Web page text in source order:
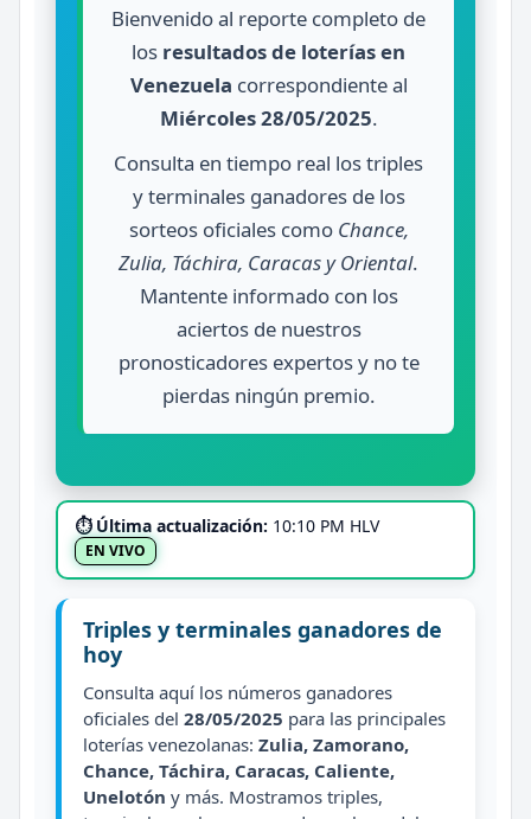
Bienvenido al reporte completo de
los resultados de loterías en
Venezuela correspondiente al
Miércoles 28/05/2025.
Consulta en tiempo real los triples
y terminales ganadores de los
sorteos oficiales como Chance,
Zulia, Táchira, Caracas y Oriental.
Mantente informado con los
aciertos de nuestros
pronosticadores expertos y no te
pierdas ningún premio.
⏱ Última actualización: 10:10 PM HLV
EN VIVO
Triples y terminales ganadores de
hoy
Consulta aquí los números ganadores
oficiales del 28/05/2025 para las principales
loterías venezolanas: Zulia, Zamorano,
Chance, Táchira, Caracas, Caliente,
Unelotón y más. Mostramos triples,